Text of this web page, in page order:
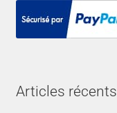
Articles récents